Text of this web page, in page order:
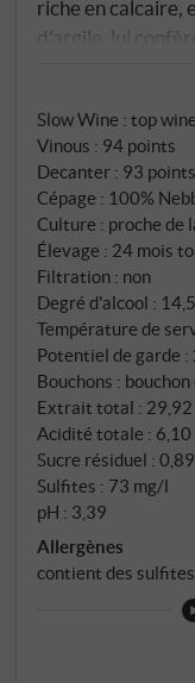
riche en calcaire,
d'argile, lui
singulièrement
presque
fermenté
dans des
avec une note
2021, exigeant et
et précis – frais et
fraîches, ce
Slow Wine : top wine
Vinous : 94 points
Decanter : 93 points
Cépage : 100%
Culture : proche de
Élevage : 24 mois
Filtration : non
Degré d'alcool :
Température de
Potentiel de garde
Bouchons :
Extrait total :
Acidité totale : 6,10
Sucre résiduel :
Sulfites : 73 mg/l
pH : 3,39
Allergènes
contient des sulfites